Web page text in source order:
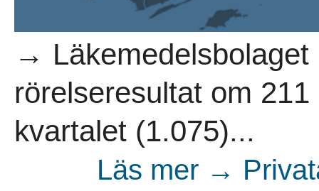
→
rörelseresultat om
kvartalet (1.075)...
Läs mer →